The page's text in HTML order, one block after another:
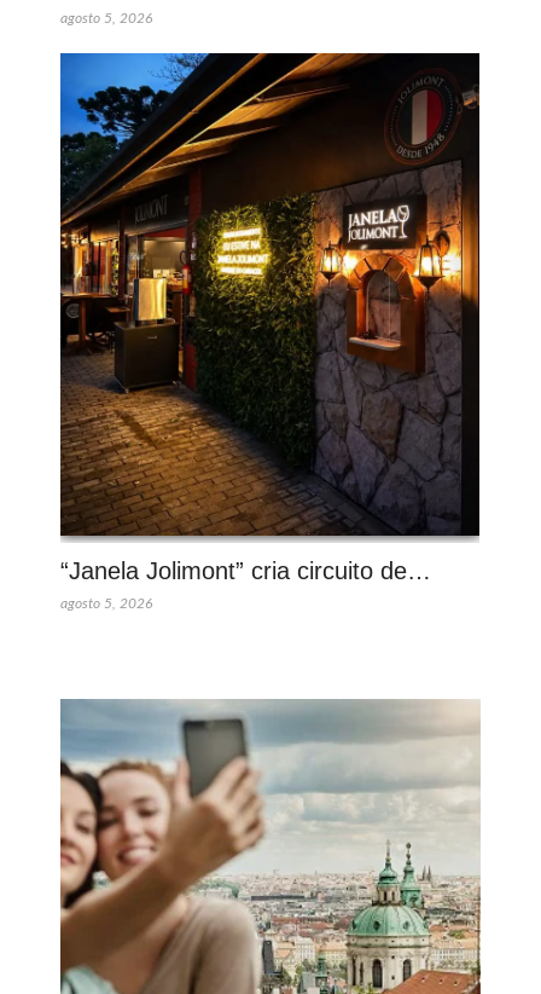
agosto 5, 2026
“Janela Jolimont” cria circuito de…
agosto 5, 2026